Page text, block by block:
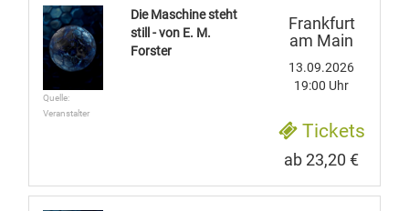
Quelle:
Veranstalter
Die Maschine steht
still - von E. M.
Forster
Frankfurt
am Main
13.09.2026
19:00 Uhr
Tickets
ab 23,20 €